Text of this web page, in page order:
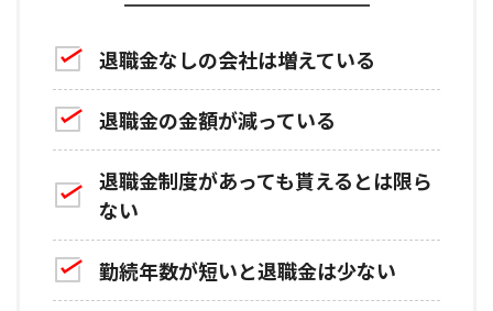
退職金なしの会社は増えている
退職金の金額が減っている
退職金制度があっても貰えるとは限ら
ない
勤続年数が短いと退職金は少ない